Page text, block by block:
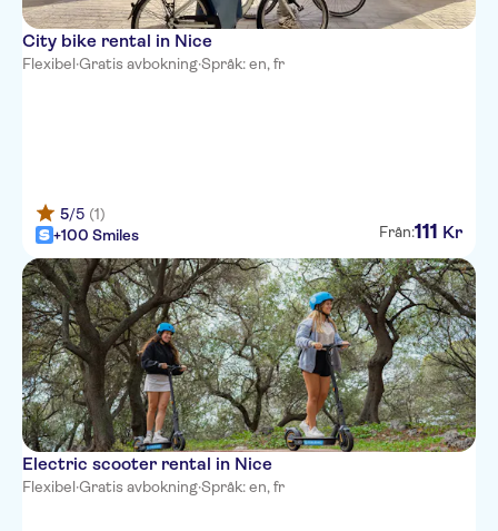
City bike rental in Nice
Flexibel·Gratis avbokning·Språk: en, fr
5/5 (1)
+100 Smiles
Från:111 Kr
Electric scooter rental in Nice
Flexibel·Gratis avbokning·Språk: en, fr